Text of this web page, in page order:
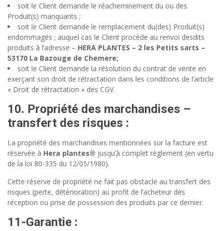
soit le Client demande le réacheminement du ou des
Produit(s) manquants ;
soit le Client demande le remplacement du(des) Produit(s)
endommagés ; auquel cas le Client procède au renvoi desdits
produits à l’adresse – HERA PLANTES – 2 les Petits sarts –
53170 La Bazouge de Chemere;
soit le Client demande la résolution du contrat de vente en
exerçant son droit de rétractation dans les conditions de l’article
« Droit de rétractation » des CGV.
10. Propriété des marchandises –
transfert des risques :
La propriété des marchandises mentionnées sur la facture est
réservée à Hera plantes® jusqu’à complet règlement (en vertu
de la loi 80-335 du 12/05/1980).
Cette réserve de propriété ne fait pas obstacle au transfert des
risques (perte, détérioration) au profit de l’acheteur dès
réception ou prise de possession des produits par ce dernier.
11-Garantie :